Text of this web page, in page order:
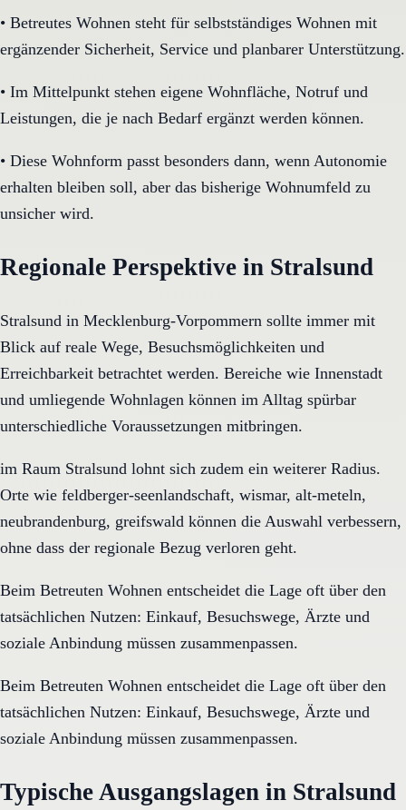
• Betreutes Wohnen steht für selbstständiges Wohnen mit
ergänzender Sicherheit, Service und planbarer Unterstützung.
• Im Mittelpunkt stehen eigene Wohnfläche, Notruf und
Leistungen, die je nach Bedarf ergänzt werden können.
• Diese Wohnform passt besonders dann, wenn Autonomie
erhalten bleiben soll, aber das bisherige Wohnumfeld zu
unsicher wird.
Regionale Perspektive in Stralsund
Stralsund in Mecklenburg-Vorpommern sollte immer mit
Blick auf reale Wege, Besuchsmöglichkeiten und
Erreichbarkeit betrachtet werden. Bereiche wie Innenstadt
und umliegende Wohnlagen können im Alltag spürbar
unterschiedliche Voraussetzungen mitbringen.
im Raum Stralsund lohnt sich zudem ein weiterer Radius.
Orte wie feldberger-seenlandschaft, wismar, alt-meteln,
neubrandenburg, greifswald können die Auswahl verbessern,
ohne dass der regionale Bezug verloren geht.
Beim Betreuten Wohnen entscheidet die Lage oft über den
tatsächlichen Nutzen: Einkauf, Besuchswege, Ärzte und
soziale Anbindung müssen zusammenpassen.
Beim Betreuten Wohnen entscheidet die Lage oft über den
tatsächlichen Nutzen: Einkauf, Besuchswege, Ärzte und
soziale Anbindung müssen zusammenpassen.
Typische Ausgangslagen in Stralsund